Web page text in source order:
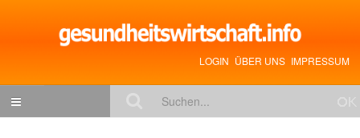
LOGIN ÜBER UNS IMPRESSUM